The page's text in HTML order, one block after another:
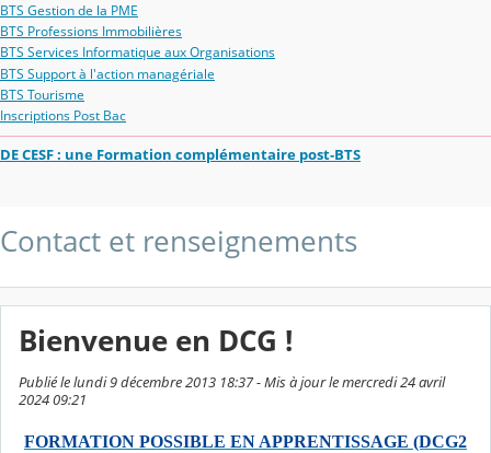
BTS Gestion de la PME
BTS Professions Immobilières
BTS Services Informatique aux Organisations
BTS Support à l'action managériale
BTS Tourisme
Inscriptions Post Bac
DE CESF : une Formation complémentaire post-BTS
Contact et renseignements
Bienvenue en DCG !
Publié le lundi 9 décembre 2013 18:37 - Mis à jour le mercredi 24 avril
2024 09:21
FORMATION POSSIBLE EN APPRENTISSAGE (DCG2